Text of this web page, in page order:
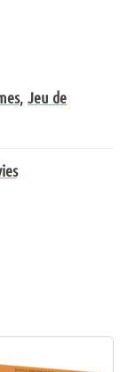
, Jeu de